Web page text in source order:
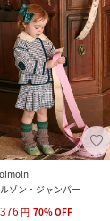
ゾン・ジャンパー
円 70%OFF